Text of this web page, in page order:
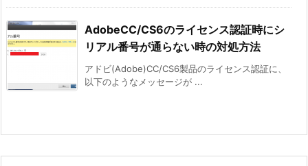
AdobeCC/CS6のライセンス認証時にシ
リアル番号が通らない時の対処方法
アドビ(Adobe)CC/CS6製品のライセンス認証に、
以下のようなメッセージが ...